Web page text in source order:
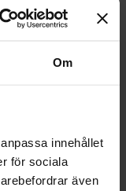
Om
innehållet
för sociala
även
Lagervara, 88 st
Lagervara, 33 frp
Enhet:
frp
Köp